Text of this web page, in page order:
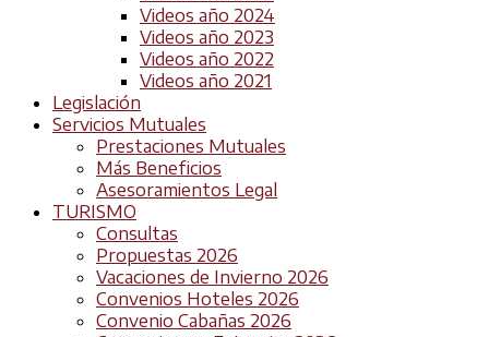
Videos año 2024
Videos año 2023
Videos año 2022
Videos año 2021
Legislación
Servicios Mutuales
Prestaciones Mutuales
Más Beneficios
Asesoramientos Legal
TURISMO
Consultas
Propuestas 2026
Vacaciones de Invierno 2026
Convenios Hoteles 2026
Convenio Cabañas 2026